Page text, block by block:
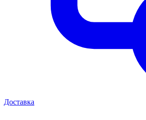
Доставка